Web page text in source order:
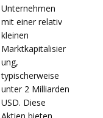
Unternehmen
mit einer relativ
kleinen
Marktkapitalisier
ung,
typischerweise
unter 2 Milliarden
USD. Diese